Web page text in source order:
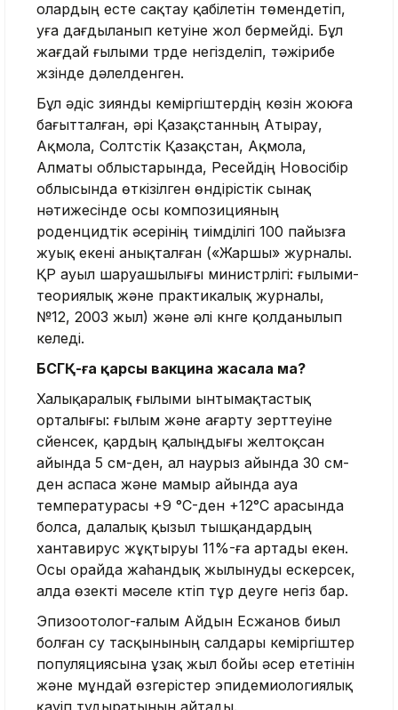
олардың есте сақтау қабілетін төмендетіп,
уға дағдыланып кетуіне жол бермейді. Бұл
жағдай ғылыми түрде негізделіп, тәжірибе
жүзінде дәлелденген.
Бұл әдіс зиянды кеміргіштердің көзін жоюға
бағытталған, әрі Қазақстанның Атырау,
Ақмола, Солтүстік Қазақстан, Ақмола,
Алматы облыстарында, Ресейдің Новосібір
облысында өткізілген өндірістік сынақ
нәтижесінде осы композицияның
роденцидтік әсерінің тиімділігі 100 пайызға
жуық екені анықталған («Жаршы» журналы.
ҚР ауыл шаруашылығы министрлігі: ғылыми-
теориялық және практикалық журналы,
№12, 2003 жыл) және әлі күнге қолданылып
келеді.
БСГҚ-ға қарсы вакцина жасала ма?
Халықаралық ғылыми ынтымақтастық
орталығы: ғылым және ағарту зерттеуіне
сүйенсек, қардың қалыңдығы желтоқсан
айында 5 см-ден, ал наурыз айында 30 см-
ден аспаса және мамыр айында ауа
температурасы +9 °C-ден +12°C арасында
болса, далалық қызыл тышқандардың
хантавирус жұқтыруы 11%-ға артады екен.
Осы орайда жаһандық жылынуды ескерсек,
алда өзекті мәселе күтіп тұр деуге негіз бар.
Эпизоотолог-ғалым Айдын Есжанов биыл
болған су тасқынының салдары кеміргіштер
популяциясына ұзақ жыл бойы әсер ететінін
және мұндай өзгерістер эпидемиологиялық
қауіп тудыратынын айтады.